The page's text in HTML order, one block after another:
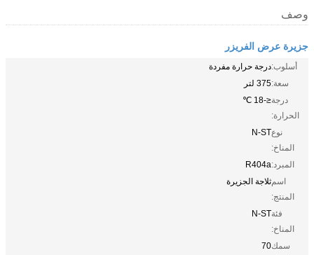
وصف
جزيرة عرض الفريزر
أسلوب:درجة حرارة مفردة
سعة:375 لتر
درجة
الحرارة:
≤-18 ℃
نوع
المناخ:
N-ST
المبرد:R404a
اسم
المنتج:
ثلاجة الجزيرة
فئة
المناخ:
N-ST
سمك70